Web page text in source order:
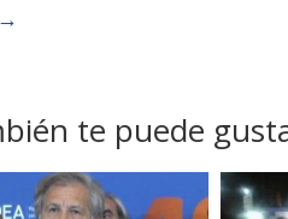
→
te puede